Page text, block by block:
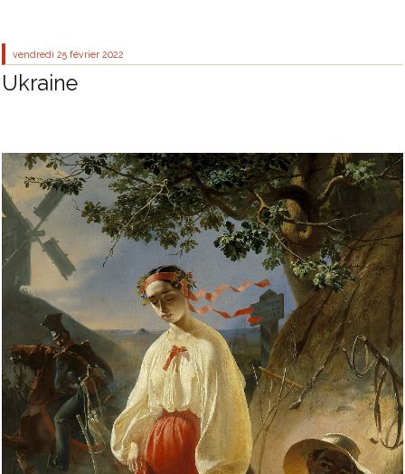
vendredi 25 février 2022
Ukraine